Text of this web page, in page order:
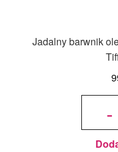
Jadalny barwnik
-
ilość
olejowy
Colour
Mill bez
E171 -
Tiffany